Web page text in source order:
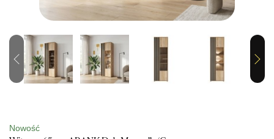
Previous Next
Nowość